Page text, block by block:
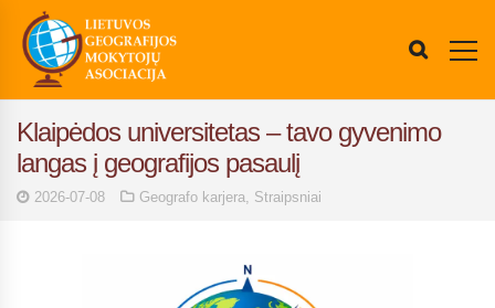
Klaipėdos universitetas – tavo gyvenimo
langas į geografijos pasaulį
2026-07-08 Geografo karjera, Straipsniai